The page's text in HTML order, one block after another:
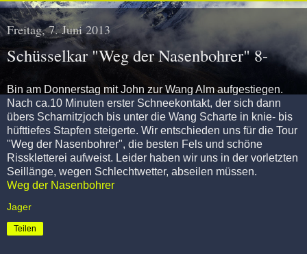
Freitag, 7. Juni 2013
Schüsselkar "Weg der Nasenbohrer" 8-
Bin am Donnerstag mit John zur Wang Alm aufgestiegen.
Nach ca.10 Minuten erster Schneekontakt, der sich dann
übers Scharnitzjoch bis unter die Wang Scharte in knie- bis
hüfttiefes Stapfen steigerte. Wir entschieden uns für die Tour
"Weg der Nasenbohrer", die besten Fels und schöne
Risskletterei aufweist. Leider haben wir uns in der vorletzten
Seillänge, wegen Schlechtwetter, abseilen müssen.
Weg der Nasenbohrer
Jager
Teilen